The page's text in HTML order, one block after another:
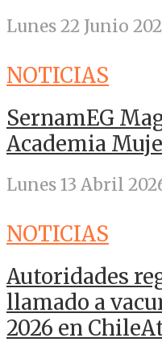
Lunes 22 Junio
NOTICIAS
SernamEG
Academia
Lunes 13 Abril
NOTICIAS
Autoridades
llamado a
2026 en